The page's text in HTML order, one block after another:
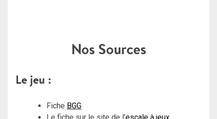
Nos Sources
Le jeu :
Fiche BGG
Le fiche sur le site de l’escale à jeux